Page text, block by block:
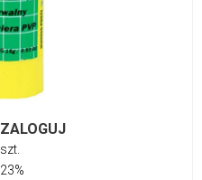
ZALOGUJ
szt.
23%